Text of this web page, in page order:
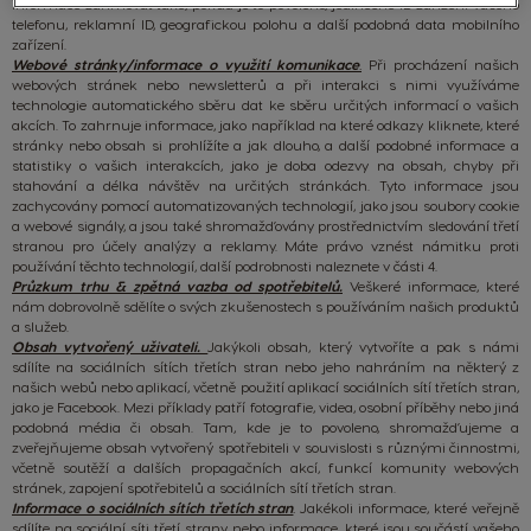
informace zahrnovat také, pokud je to povoleno, jedinečné ID zařízení vašeho
telefonu, reklamní ID, geografickou polohu a další podobná data mobilního
zařízení.
Webové stránky/informace o využití komunikace. Při procházení našich
webových stránek nebo newsletterů a při interakci s nimi využíváme
technologie automatického sběru dat ke sběru určitých informací o vašich
akcích. To zahrnuje informace, jako například na které odkazy kliknete, které
stránky nebo obsah si prohlížíte a jak dlouho, a další podobné informace a
statistiky o vašich interakcích, jako je doba odezvy na obsah, chyby při
stahování a délka návštěv na určitých stránkách. Tyto informace jsou
zachycovány pomocí automatizovaných technologií, jako jsou soubory cookie
a webové signály, a jsou také shromažďovány prostřednictvím sledování třetí
stranou pro účely analýzy a reklamy. Máte právo vznést námitku proti
používání těchto technologií, další podrobnosti naleznete v části 4.
Průzkum trhu & zpětná vazba od spotřebitelů. Veškeré informace, které
nám dobrovolně sdělíte o svých zkušenostech s používáním našich produktů
a služeb.
Obsah vytvořený uživateli.Jakýkoli obsah, který vytvoříte a pak s námi
sdílíte na sociálních sítích třetích stran nebo jeho nahráním na některý z
našich webů nebo aplikací, včetně použití aplikací sociálních sítí třetích stran,
jako je Facebook. Mezi příklady patří fotografie, videa, osobní příběhy nebo jiná
podobná média či obsah. Tam, kde je to povoleno, shromažďujeme a
zveřejňujeme obsah vytvořený spotřebiteli v souvislosti s různými činnostmi,
včetně soutěží a dalších propagačních akcí, funkcí komunity webových
stránek, zapojení spotřebitelů a sociálních sítí třetích stran.
Informace o sociálních sítích třetích stran. Jakékoli informace, které veřejně
sdílíte na sociální síti třetí strany, nebo informace, které jsou součástí vašeho